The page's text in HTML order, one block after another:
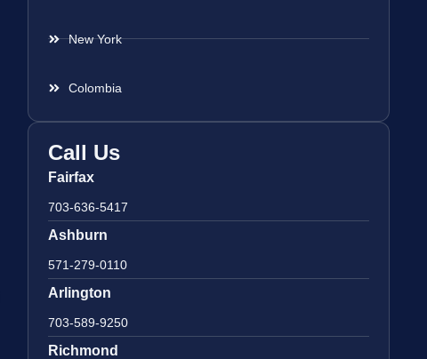
New York
Colombia
Call Us
Fairfax
703-636-5417
Ashburn
571-279-0110
Arlington
703-589-9250
Richmond